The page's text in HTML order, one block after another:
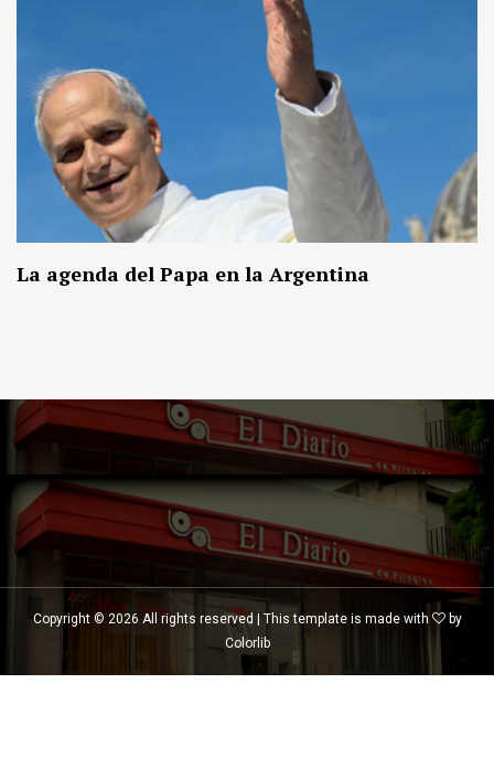
La agenda del Papa en la Argentina
Copyright © 2026 All rights reserved | This template is made with
by
Colorlib